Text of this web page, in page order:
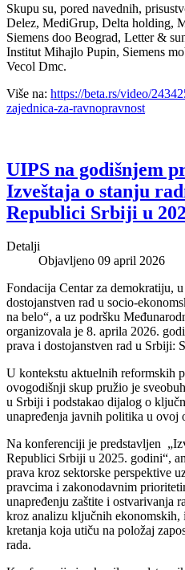
Skupu su, pored navednih,
Delez, MediGrup, Delta holding,
Siemens doo Beograd, Letter &
Institut Mihajlo Pupin, Siemens
Vecol Dmc.
Više na: https://beta.rs/video/
zajednica-za-ravnopravnost
UIPS na godišnjem
Izveštaja o stanju
Republici Srbiji u
Detalji
Objavljeno 09 april 2026
Fondacija Centar za demokratiju,
dostojanstven rad u socio-
na belo“, a uz podršku
organizovala je 8. aprila 2026.
prava i dostojanstven rad u Srbiji:
U kontekstu aktuelnih reformskih
ovogodišnji skup pružio je
u Srbiji i podstakao dijalog o
unapređenja javnih politika u ovoj
Na konferenciji je predstavljen
Republici Srbiji u 2025. godini“,
prava kroz sektorske perspektive
pravcima i zakonodavnim
unapređenju zaštite i ostvarivanja
kroz analizu ključnih
kretanja koja utiču na položaj
rada.